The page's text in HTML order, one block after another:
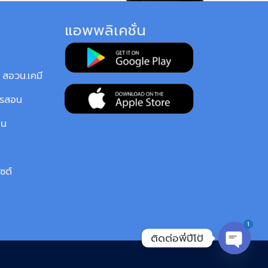
อวน.เคมี
สอน
ต์
แอพพลิเคชั่น
ติดต่อพี่ปีโป้
1